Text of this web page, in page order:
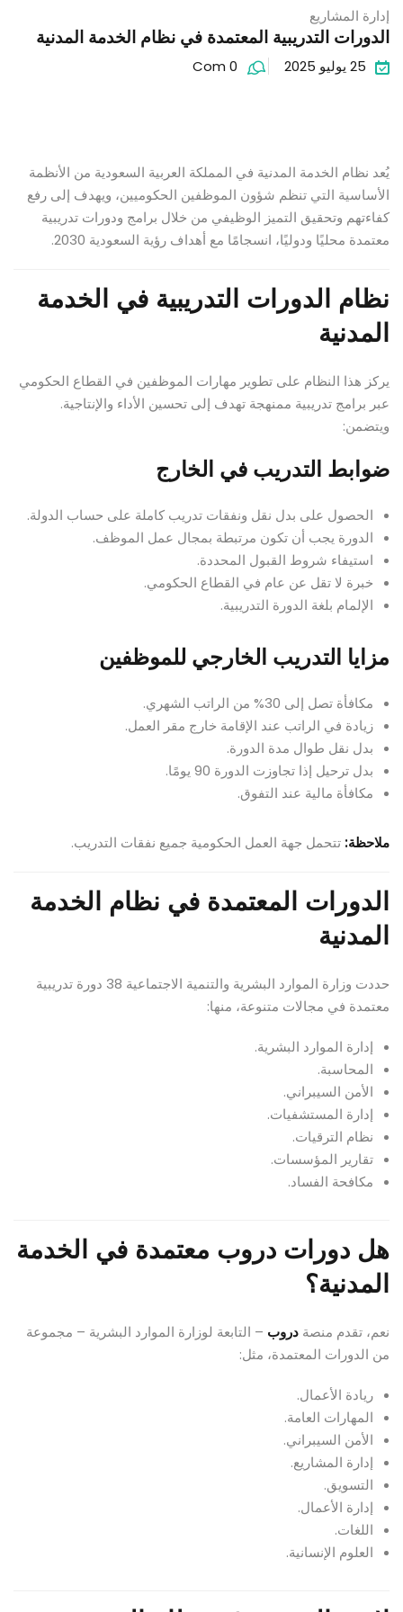
إدارة المشاريع
الدورات التدريبية المعتمدة في نظام الخدمة المدنية
25 يوليو 2025
Com 0
يُعد نظام الخدمة المدنية في المملكة العربية السعودية من الأنظمة
الأساسية التي تنظم شؤون الموظفين الحكوميين، ويهدف إلى رفع
كفاءتهم وتحقيق التميز الوظيفي من خلال برامج ودورات تدريبية
معتمدة محليًا ودوليًا، انسجامًا مع أهداف رؤية السعودية 2030.
نظام الدورات التدريبية في الخدمة
المدنية
يركز هذا النظام على تطوير مهارات الموظفين في القطاع الحكومي
عبر برامج تدريبية ممنهجة تهدف إلى تحسين الأداء والإنتاجية.
ويتضمن:
ضوابط التدريب في الخارج
الحصول على بدل نقل ونفقات تدريب كاملة على حساب الدولة.
الدورة يجب أن تكون مرتبطة بمجال عمل الموظف.
استيفاء شروط القبول المحددة.
خبرة لا تقل عن عام في القطاع الحكومي.
الإلمام بلغة الدورة التدريبية.
مزايا التدريب الخارجي للموظفين
مكافأة تصل إلى 30% من الراتب الشهري.
زيادة في الراتب عند الإقامة خارج مقر العمل.
بدل نقل طوال مدة الدورة.
بدل ترحيل إذا تجاوزت الدورة 90 يومًا.
مكافأة مالية عند التفوق.
ملاحظة: تتحمل جهة العمل الحكومية جميع نفقات التدريب.
الدورات المعتمدة في نظام الخدمة
المدنية
حددت وزارة الموارد البشرية والتنمية الاجتماعية 38 دورة تدريبية
معتمدة في مجالات متنوعة، منها:
إدارة الموارد البشرية.
المحاسبة.
الأمن السيبراني.
إدارة المستشفيات.
نظام الترقيات.
تقارير المؤسسات.
مكافحة الفساد.
هل دورات دروب معتمدة في الخدمة
المدنية؟
نعم، تقدم منصة دروب – التابعة لوزارة الموارد البشرية – مجموعة
من الدورات المعتمدة، مثل:
ريادة الأعمال.
المهارات العامة.
الأمن السيبراني.
إدارة المشاريع.
التسويق.
إدارة الأعمال.
اللغات.
العلوم الإنسانية.